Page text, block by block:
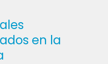
en la